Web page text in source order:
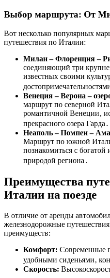
Выбор маршрута: От
Вот несколько популярных
путешествия по Италии:
Милан – Флоренция –
соединяющий три
известных своими
Венеция – Верона –
маршрут по северной
романтичной Венеции‚
прекрасного озера Гарда․
Неаполь – Помпеи –
Маршрут по южной
познакомиться с
природой региона․
Преимущества
Италии на поезде
В отличие от аренды
железнодорожные
преимуществ:
Комфорт: Современные
удобными сиденьями‚
Скорость: